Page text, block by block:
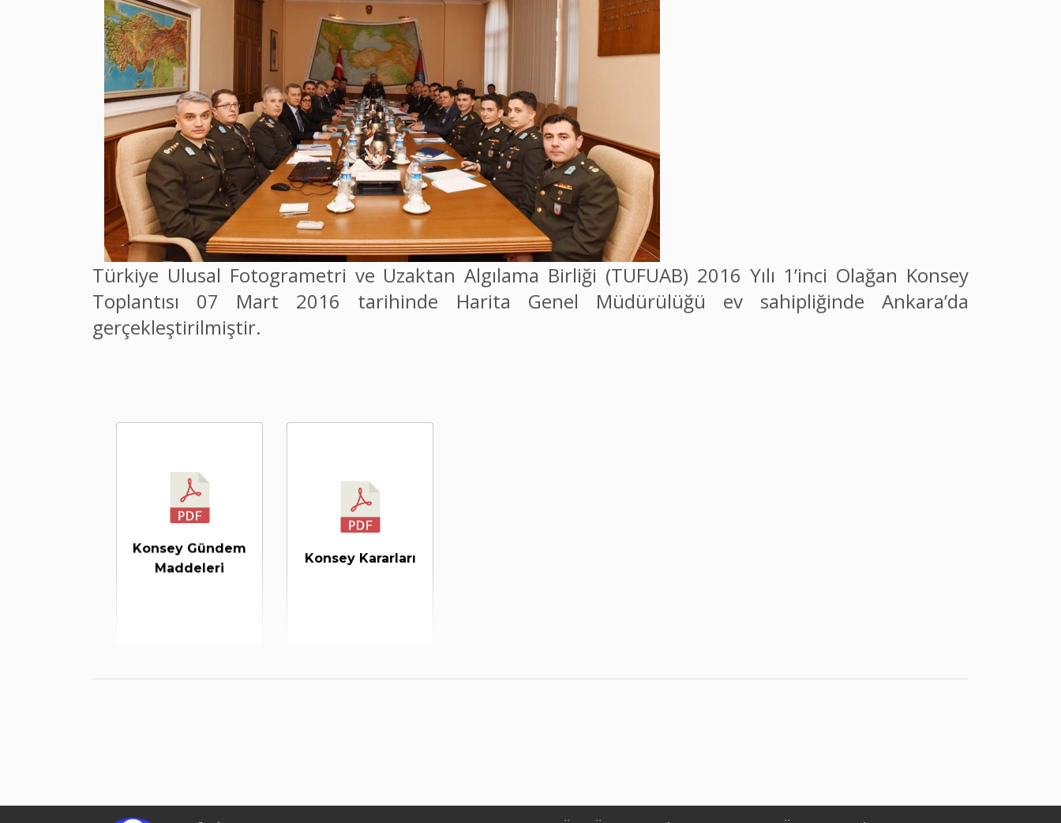
Türkiye Ulusal Fotogrametri ve Uzaktan Algılama Birliği (TUFUAB) 2016 Yılı 1’inci Olağan Konsey
Toplantısı 07 Mart 2016 tarihinde Harita Genel Müdürülüğü ev sahipliğinde Ankara’da
gerçekleştirilmiştir.
Konsey Gündem
Maddeleri
Konsey Kararları